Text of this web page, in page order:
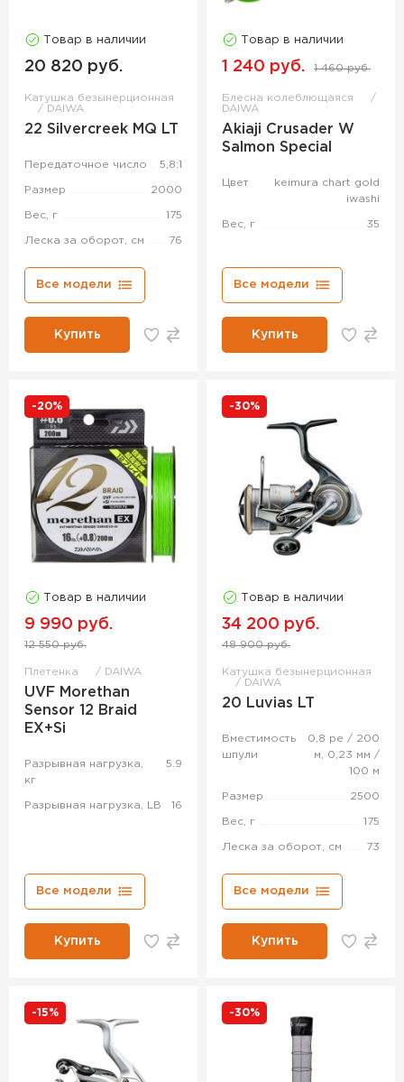
Товар в наличии
20 820 руб.
Катушка безынерционная
DAIWA
22 Silvercreek MQ LT
Передаточное число 5,8:1
Размер 2000
Вес, г 175
Леска за оборот, см 76
Все модели
Купить
Товар в наличии
1 240 руб. 1 460 руб.
Блесна колеблющаяся
DAIWA
Akiaji Crusader W
Salmon Special
Цвет
keimura chart gold
iwashi
Вес, г 35
Все модели
Купить
-20%
Товар в наличии
9 990 руб.
12 550 руб.
Плетенка DAIWA
UVF Morethan
Sensor 12 Braid
EX+Si
Разрывная нагрузка,
кг
5.9
Разрывная нагрузка, LB 16
Все модели
Купить
-30%
Товар в наличии
34 200 руб.
48 900 руб.
Катушка безынерционная
DAIWA
20 Luvias LT
Вместимость
шпули
0,8 pe / 200
м, 0,23 мм /
100 м
Размер 2500
Вес, г 175
Леска за оборот, см 73
Все модели
Купить
-15% -30%